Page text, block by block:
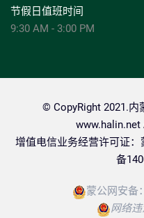
节假日值班时间
9:30 AM - 3:00 PM
© CopyRight 2021.内
www.halin.net
增值电信业务经营许可证：
备
蒙公网安备：
网络